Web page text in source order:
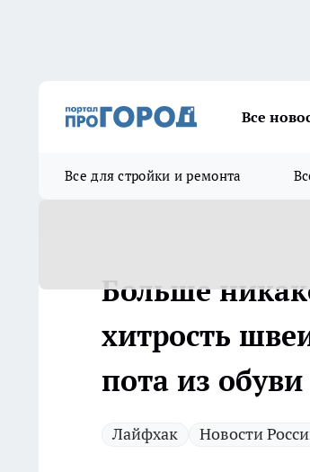
Все
Все для стройки и ремонта
Больше
хитрость
пота из обуви
Лайфхак Новости